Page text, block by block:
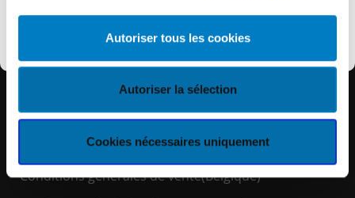
Autoriser tous les cookies
Autoriser la sélection
Cookies nécessaires uniquement
Découvrir KEYES
LIENS RAPIDES
Politique de cookies
Politique de confidentialité
Conditions générales de vente(Belgique)